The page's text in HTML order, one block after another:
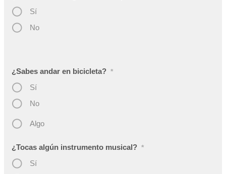
Sí
No
¿Sabes andar en bicicleta? *
Sí
No
Algo
¿Tocas algún instrumento musical? *
Sí